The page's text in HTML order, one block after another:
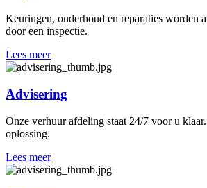
Keuringen, onderhoud en reparaties worden
door een inspectie.
Lees meer
Advisering
Onze verhuur afdeling staat 24/7 voor u
oplossing.
Lees meer